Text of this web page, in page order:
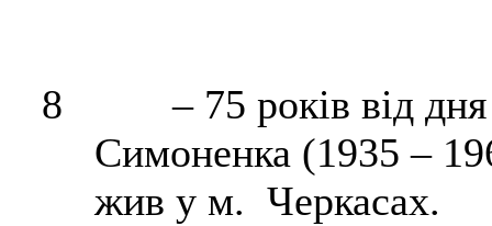
8
– 75 років від
Симоненка (1935 –
жив у м. Черкасах.